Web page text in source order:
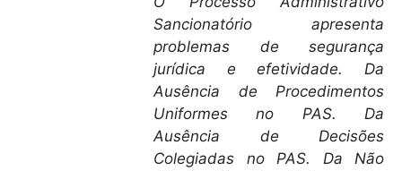
Sancionatório apresenta
problemas de segurança
jurídica e efetividade.
Da
Ausência de Procedimentos
Uniformes no PAS. Da
Ausência de Decisões
Colegiadas no PAS.
Da Não